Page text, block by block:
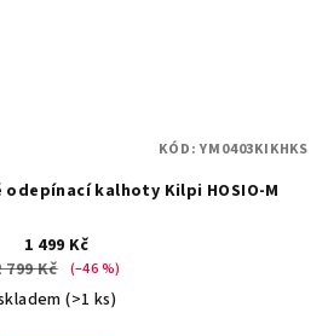
kalhoty Kilpi HOSIO-M
1 499 Kč
799 Kč
(–46 %)
(>1 ks)
KÓD:YM0403KIKHKS